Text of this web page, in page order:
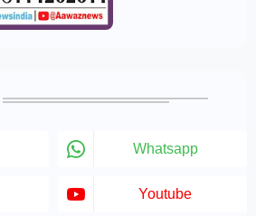
Whatsapp
Youtube